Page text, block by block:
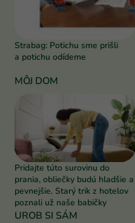
Strabag: Potichu sme prišli
a potichu odídeme
MÔJ DOM
Pridajte túto surovinu do
prania, obliečky budú hladšie a
pevnejšie. Starý trik z hotelov
poznali už naše babičky
UROB SI SÁM